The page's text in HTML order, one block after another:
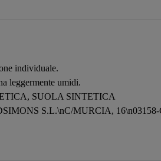
individuale.
leggermente umidi.
SUOLA SINTETICA
S.L.\nC/MURCIA,